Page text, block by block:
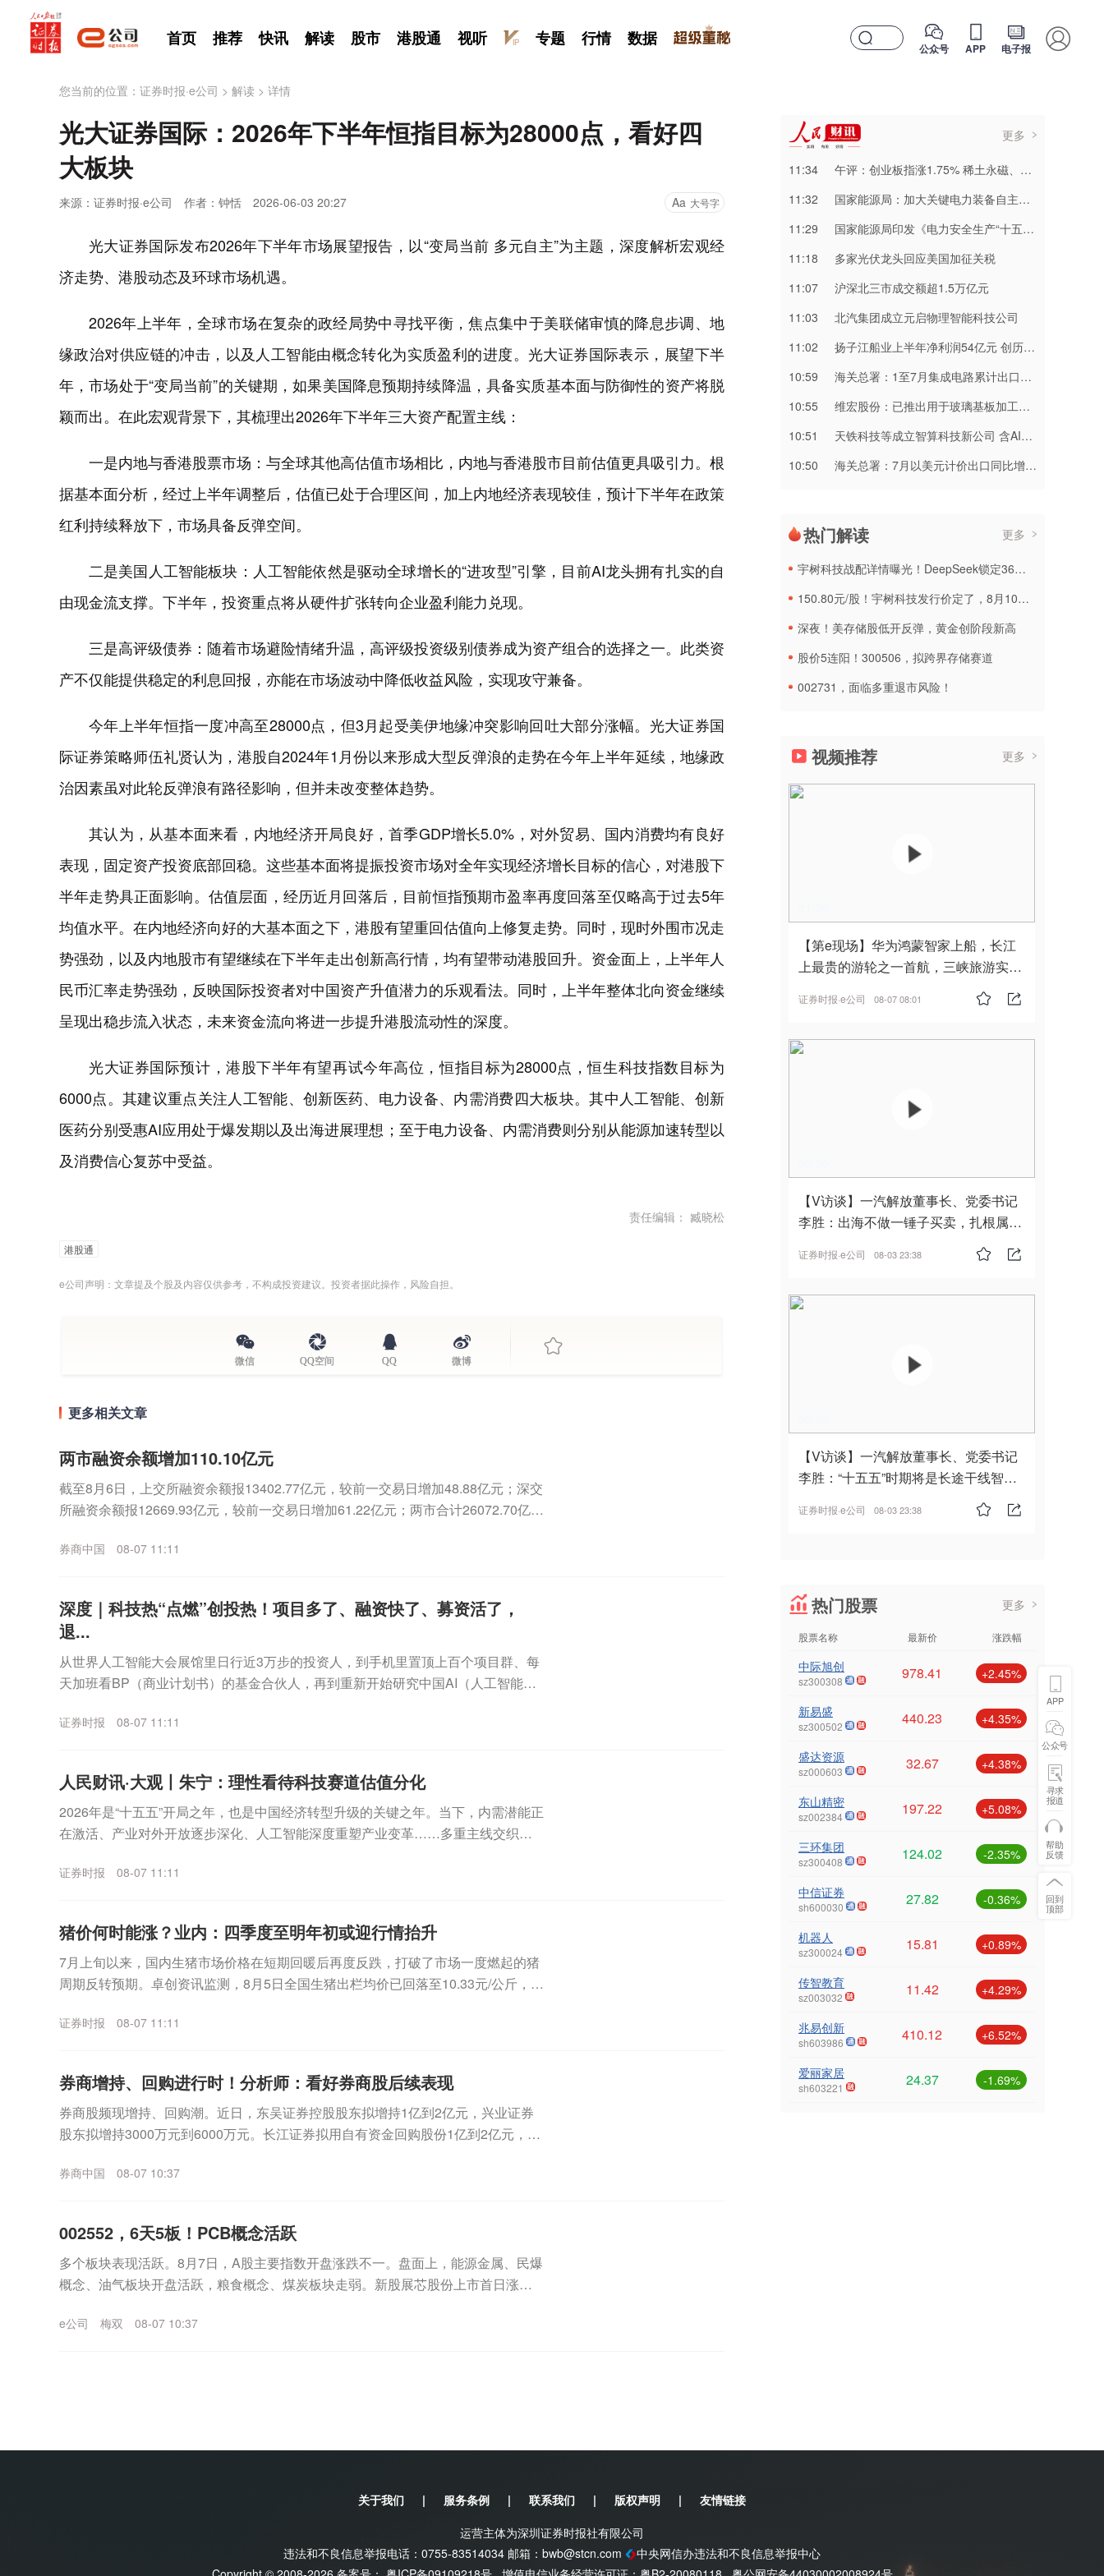
首页 推荐 快讯 解读 股市 港股通 视听 专题 行情 数据 公众号 APP 电子报
您当前的位置： 证券时报·e公司 > 解读 > 详情
光大证券国际：2026年下半年恒指目标为28000点，看好四
大板块
来源：证券时报·e公司 作者：钟恬 2026-06-03 20:27 Aa 大号字
光大证券国际发布2026年下半年市场展望报告，以“变局当前 多元自主”为主题，深度解析宏观经
济走势、港股动态及环球市场机遇。
2026年上半年，全球市场在复杂的政经局势中寻找平衡，焦点集中于美联储审慎的降息步调、地
缘政治对供应链的冲击，以及人工智能由概念转化为实质盈利的进度。光大证券国际表示，展望下半
年，市场处于“变局当前”的关键期，如果美国降息预期持续降温，具备实质基本面与防御性的资产将脱
颖而出。在此宏观背景下，其梳理出2026年下半年三大资产配置主线：
一是内地与香港股票市场：与全球其他高估值市场相比，内地与香港股市目前估值更具吸引力。根
据基本面分析，经过上半年调整后，估值已处于合理区间，加上内地经济表现较佳，预计下半年在政策
红利持续释放下，市场具备反弹空间。
二是美国人工智能板块：人工智能依然是驱动全球增长的“进攻型”引擎，目前AI龙头拥有扎实的自
由现金流支撑。下半年，投资重点将从硬件扩张转向企业盈利能力兑现。
三是高评级债券：随着市场避险情绪升温，高评级投资级别债券成为资产组合的选择之一。此类资
产不仅能提供稳定的利息回报，亦能在市场波动中降低收益风险，实现攻守兼备。
今年上半年恒指一度冲高至28000点，但3月起受美伊地缘冲突影响回吐大部分涨幅。光大证券国
际证券策略师伍礼贤认为，港股自2024年1月份以来形成大型反弹浪的走势在今年上半年延续，地缘政
治因素虽对此轮反弹浪有路径影响，但并未改变整体趋势。
其认为，从基本面来看，内地经济开局良好，首季GDP增长5.0%，对外贸易、国内消费均有良好
表现，固定资产投资底部回稳。这些基本面将提振投资市场对全年实现经济增长目标的信心，对港股下
半年走势具正面影响。估值层面，经历近月回落后，目前恒指预期市盈率再度回落至仅略高于过去5年
均值水平。在内地经济向好的大基本面之下，港股有望重回估值向上修复走势。同时，现时外围市况走
势强劲，以及内地股市有望继续在下半年走出创新高行情，均有望带动港股回升。资金面上，上半年人
民币汇率走势强劲，反映国际投资者对中国资产升值潜力的乐观看法。同时，上半年整体北向资金继续
呈现出稳步流入状态，未来资金流向将进一步提升港股流动性的深度。
光大证券国际预计，港股下半年有望再试今年高位，恒指目标为28000点，恒生科技指数目标为
6000点。其建议重点关注人工智能、创新医药、电力设备、内需消费四大板块。其中人工智能、创新
医药分别受惠AI应用处于爆发期以及出海进展理想；至于电力设备、内需消费则分别从能源加速转型以
及消费信心复苏中受益。
责任编辑： 臧晓松
港股通
e公司声明：文章提及个股及内容仅供参考，不构成投资建议。投资者据此操作，风险自担。
微信 QQ空间 QQ 微博
更多相关文章
两市融资余额增加110.10亿元
截至8月6日，上交所融资余额报13402.77亿元，较前一交易日增加48.88亿元；深交
所融资余额报12669.93亿元，较前一交易日增加61.22亿元；两市合计26072.70亿
券商中国 08-07 11:11
深度｜科技热“点燃”创投热！项目多了、融资快了、募资活了，
退...
从世界人工智能大会展馆里日行近3万步的投资人，到手机里置顶上百个项目群、每
天加班看BP（商业计划书）的基金合伙人，再到重新开始研究中国AI（人工智能）
证券时报 08-07 11:11
人民财讯·大观丨朱宁：理性看待科技赛道估值分化
2026年是“十五五”开局之年，也是中国经济转型升级的关键之年。当下，内需潜能正
在激活、产业对外开放逐步深化、人工智能深度重塑产业变革……多重主线交织并
证券时报 08-07 11:11
猪价何时能涨？业内：四季度至明年初或迎行情抬升
7月上旬以来，国内生猪市场价格在短期回暖后再度反跌，打破了市场一度燃起的猪
周期反转预期。卓创资讯监测，8月5日全国生猪出栏均价已回落至10.33元/公斤，再
证券时报 08-07 11:11
券商增持、回购进行时！分析师：看好券商股后续表现
券商股频现增持、回购潮。近日，东吴证券控股股东拟增持1亿到2亿元，兴业证券
股东拟增持3000万元到6000万元。长江证券拟用自有资金回购股份1亿到2亿元，华
券商中国 08-07 10:37
002552，6天5板！PCB概念活跃
多个板块表现活跃。8月7日，A股主要指数开盘涨跌不一。盘面上，能源金属、民爆
概念、油气板块开盘活跃，粮食概念、煤炭板块走弱。新股展芯股份上市首日涨逾3
e公司 梅双 08-07 10:37
更多
11:34
午评：创业板指涨1.75% 稀土永磁、PCB等概念板块走强
11:32
国家能源局：加大关键电力装备自主研发 推动电力芯片、特高压组部件等关键技术突破
11:29
国家能源局印发《电力安全生产“十五五”行动计划》
11:18
多家光伏龙头回应美国加征关税
11:07
​沪深北三市成交额超1.5万亿元
11:03
北汽集团成立元启物理智能科技公司
11:02
扬子江船业上半年净利润54亿元 创历史新高
10:59
海关总署：1至7月集成电路累计出口金额达2160.2亿美元 同比增长99.5%
10:55
维宏股份：已推出用于玻璃基板加工的切裂一体化产品
10:51
天铁科技等成立智算科技新公司 含AI相关业务
10:50
海关总署：7月以美元计价出口同比增23.9%
热门解读 更多
宇树科技战配详情曝光！DeepSeek锁定36个月，社保基金多个组合参与
150.80元/股！宇树科技发行价定了，8月10日申购
深夜！美存储股低开反弹，黄金创阶段新高
股价5连阳！300506，拟跨界存储赛道
002731，面临多重退市风险！
视频推荐 更多
【第e现场】华为鸿蒙智家上船，长江
上最贵的游轮之一首航，三峡旅游实
证券时报·e公司 08-07 08:01
【V访谈】一汽解放董事长、党委书记
李胜：出海不做一锤子买卖，扎根属
证券时报·e公司 08-03 23:38
【V访谈】一汽解放董事长、党委书记
李胜：“十五五”时期将是长途干线智能
证券时报·e公司 08-03 23:38
热门股票 更多
股票名称 最新价 涨跌幅
中际旭创
sz300308 978.41 +2.45%
新易盛
sz300502 440.23 +4.35%
盛达资源
sz000603 32.67 +4.38%
东山精密
sz002384 197.22 +5.08%
三环集团
sz300408 124.02 -2.35%
中信证券
sh600030 27.82 -0.36%
机器人
sz300024 15.81 +0.89%
传智教育
sz003032 11.42 +4.29%
兆易创新
sh603986 410.12 +6.52%
爱丽家居
sh603221 24.37 -1.69%
APP
公众号
寻求
报道
帮助
反馈
回到
顶部
关于我们 | 服务条例 | 联系我们 | 版权声明 |
友情链接
运营主体为深圳证券时报社有限公司
违法和不良信息举报电话：0755-83514034 邮箱： bwb@stcn.com
中央网信办违法和不良信息举报中心